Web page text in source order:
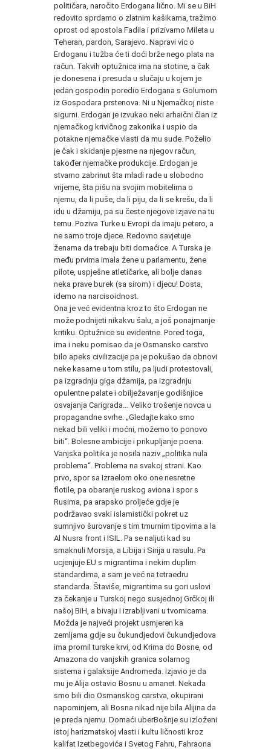
političara, naročito Erdogana lično. Mi se u BiH
redovito sprdamo o zlatnim kašikama, tražimo
oprost od apostola Fadila i prizivamo Mileta u
Teheran, pardon, Sarajevo. Napravi vic o
Erdoganu i tužba će ti doći brže nego plata na
račun. Takvih optužnica ima na stotine, a čak
je donesena i presuda u slučaju u kojem je
jedan gospodin poredio Erdogana s Golumom
iz Gospodara prstenova. Ni u Njemačkoj niste
sigurni. Erdogan je izvukao neki arhaični član iz
njemačkog krivičnog zakonika i uspio da
potakne njemačke vlasti da mu sude. Poželio
je čak i skidanje pjesme na njegov račun,
također njemačke produkcije. Erdogan je
stvarno zabrinut šta mladi rade u slobodno
vrijeme, šta pišu na svojim mobitelima o
njemu, da li puše, da li piju, da li se krešu, da li
idu u džamiju, pa su česte njegove izjave na tu
temu. Poziva Turke u Evropi da imaju petero, a
ne samo troje djece. Redovno savjetuje
ženama da trebaju biti domaćice. A Turska je
među prvima imala žene u parlamentu, žene
pilote, uspješne atletičarke, ali bolje danas
neka prave burek (sa sirom) i djecu! Dosta,
idemo na narcisoidnost.
Ona je već evidentna kroz to što Erdogan ne
može podnijeti nikakvu šalu, a još ponajmanje
kritiku. Optužnice su evidentne. Pored toga,
ima i neku pomisao da je Osmansko carstvo
bilo apeks civilizacije pa je pokušao da obnovi
neke kasarne u tom stilu, pa ljudi protestovali,
pa izgradnju giga džamija, pa izgradnju
opulentne palate i obilježavanje godišnjice
osvajanja Carigrada... Veliko trošenje novca u
propagandne svrhe. „Gledajte kako smo
nekad bili veliki i moćni, možemo to ponovo
biti“. Bolesne ambicije i prikupljanje poena.
Vanjska politika je nosila naziv „politika nula
problema“. Problema na svakoj strani. Kao
prvo, spor sa Izraelom oko one nesretne
flotile, pa obaranje ruskog aviona i spor s
Rusima, pa arapsko proljeće gdje je
podržavao svaki islamistički pokret uz
sumnjivo šurovanje s tim tmurnim tipovima a la
Al Nusra front i ISIL. Pa se naljuti kad su
smaknuli Morsija, a Libija i Sirija u rasulu. Pa
ucjenjuje EU s migrantima i nekim duplim
standardima, a sam je već na tetraedru
standarda. Štaviše, migrantima su gori uslovi
za čekanje u Turskoj nego susjednoj Grčkoj ili
našoj BiH, a bivaju i izrabljivani u tvornicama.
Možda je najveći projekt usmjeren ka
zemljama gdje su čukundjedovi čukundjedova
ima promil turske krvi, od Krima do Bosne, od
Amazona do vanjskih granica solarnog
sistema i galaksije Andromeda. Izjavio je da
mu je Alija ostavio Bosnu u amanet. Nekada
smo bili dio Osmanskog carstva, okupirani
napominjem, ali Bosna nikad nije bila Alijina da
je preda njemu. Domaći uberBošnje su izloženi
istoj harizmatskoj vlasti i kultu ličnosti kroz
kalifat Izetbegovića i Svetog Fahru, Fahraona